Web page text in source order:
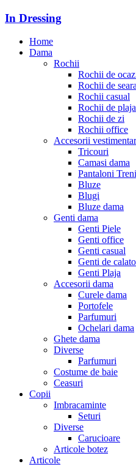
In Dressing
Home
Dama
Rochii
Rochii de
Rochii de
Rochii casual
Rochii de plaja
Rochii de zi
Rochii office
Accesorii
Tricouri
Camasi dama
Pantaloni
Bluze
Blugi
Bluze dama
Genti dama
Genti Piele
Genti office
Genti casual
Genti de
Genti Plaja
Accesorii dama
Curele dama
Portofele
Parfumuri
Ochelari dama
Ghete dama
Diverse
Parfumuri
Costume de baie
Ceasuri
Copii
Imbracaminte
Seturi
Diverse
Carucioare
Articole botez
Articole